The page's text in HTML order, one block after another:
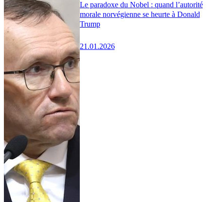
Le paradoxe du Nobel : quand l’autorité
morale norvégienne se heurte à Donald
Trump
21.01.2026